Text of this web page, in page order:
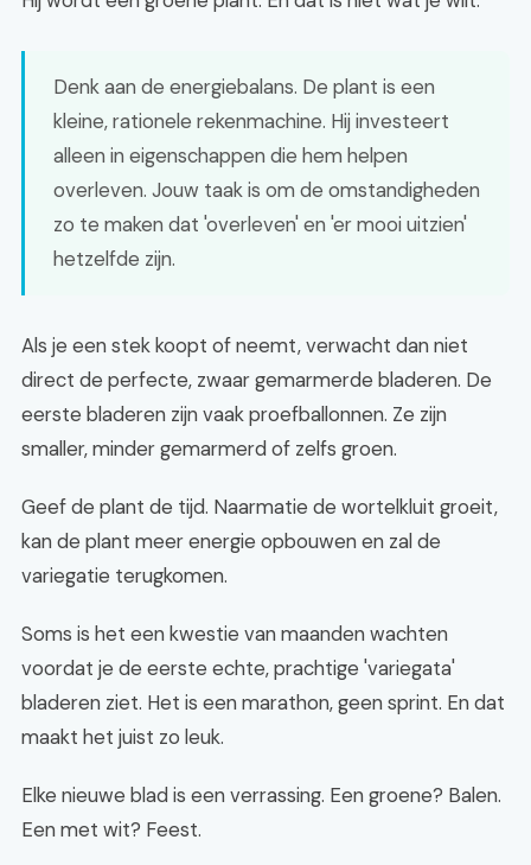
Denk aan de energiebalans. De plant is een
kleine, rationele rekenmachine. Hij investeert
alleen in eigenschappen die hem helpen
overleven. Jouw taak is om de omstandigheden
zo te maken dat 'overleven' en 'er mooi uitzien'
hetzelfde zijn.
Als je een stek koopt of neemt, verwacht dan niet
direct de perfecte, zwaar gemarmerde bladeren. De
eerste bladeren zijn vaak proefballonnen. Ze zijn
smaller, minder gemarmerd of zelfs groen.
Geef de plant de tijd. Naarmatie de wortelkluit groeit,
kan de plant meer energie opbouwen en zal de
variegatie terugkomen.
Soms is het een kwestie van maanden wachten
voordat je de eerste echte, prachtige 'variegata'
bladeren ziet. Het is een marathon, geen sprint. En dat
maakt het juist zo leuk.
Elke nieuwe blad is een verrassing. Een groene? Balen.
Een met wit? Feest.